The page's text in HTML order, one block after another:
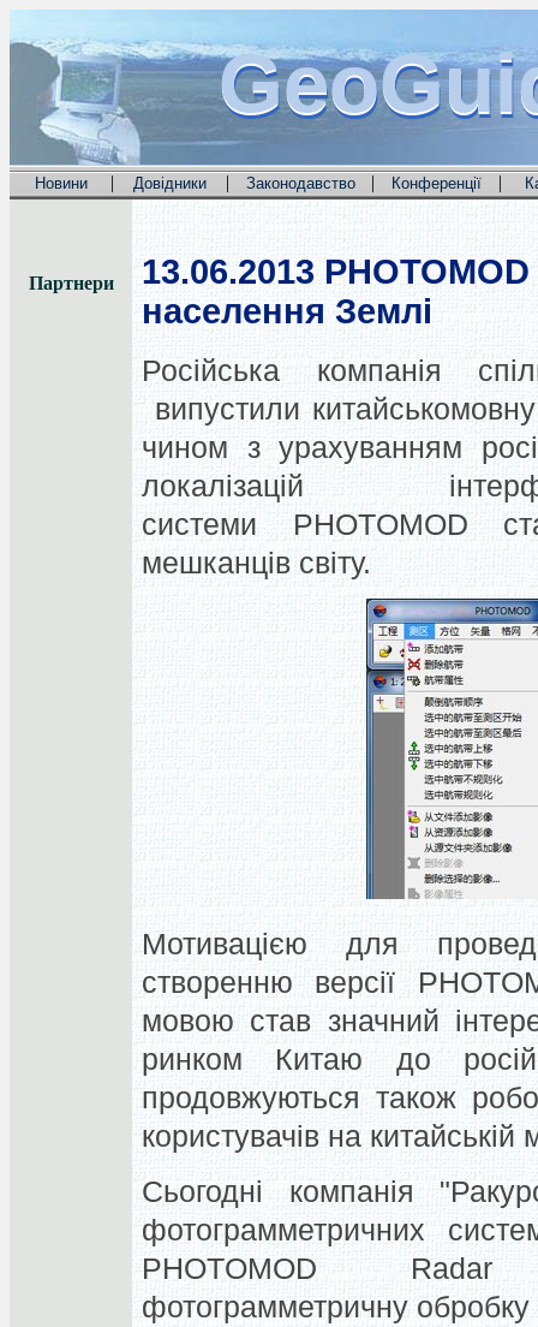
Новини | Довідники | Законодавство | Конференції |
Партнери 13.06.2013
населення Землі
Російська компанія
випустили
чином з урахуванням
локалізацій
системи PHOTOMOD
мешканців світу.
Мотивацією для
створенню версії
мовою став значний
ринком Китаю до
продовжуються також
користувачів на китайській
Сьогодні компанія
фотограмметричних
PHOTOMOD Radar
фотограмметричну обробку